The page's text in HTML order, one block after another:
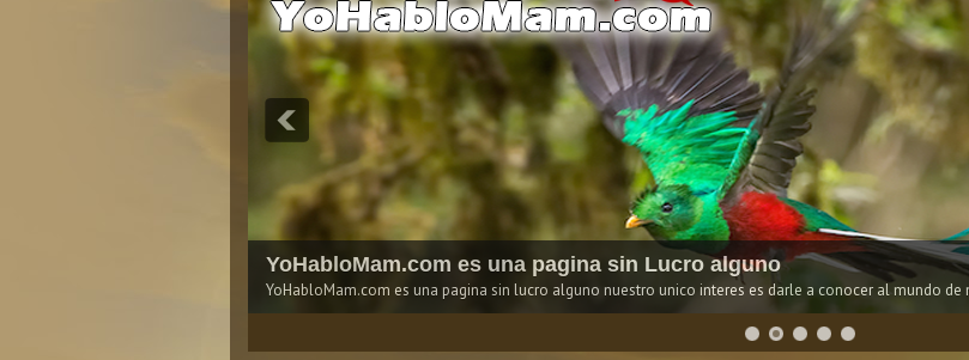
YoHabloMam.com es una pagina sin Lucro alguno
YoHabloMam.com es una pagina sin lucro alguno nuestro unico interes es darle a conocer al mundo